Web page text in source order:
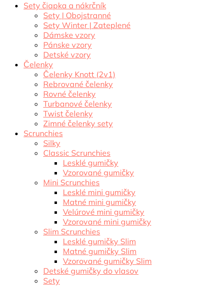
Sety čiapka a nákrčník
Sety | Obojstranné
Sety Winter | Zateplené
Dámske vzory
Pánske vzory
Detské vzory
Čelenky
Čelenky Knott (2v1)
Rebrované čelenky
Rovné čelenky
Turbanové čelenky
Twist čelenky
Zimné čelenky sety
Scrunchies
Silky
Classic Scrunchies
Lesklé gumičky
Vzorované gumičky
Mini Scrunchies
Lesklé mini gumičky
Matné mini gumičky
Velúrové mini gumičky
Vzorované mini gumičky
Slim Scrunchies
Lesklé gumičky Slim
Matné gumičky Slim
Vzorované gumičky Slim
Detské gumičky do vlasov
Sety